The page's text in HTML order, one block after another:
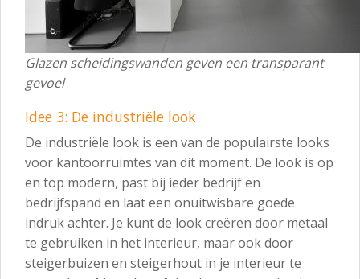
Glazen scheidingswanden geven een transparant
gevoel
Idee 3: De industriële look
De industriële look is een van de populairste looks
voor kantoorruimtes van dit moment. De look is op
en top modern, past bij ieder bedrijf en
bedrijfspand en laat een onuitwisbare goede
indruk achter. Je kunt de look creëren door metaal
te gebruiken in het interieur, maar ook door
steigerbuizen en steigerhout in je interieur te